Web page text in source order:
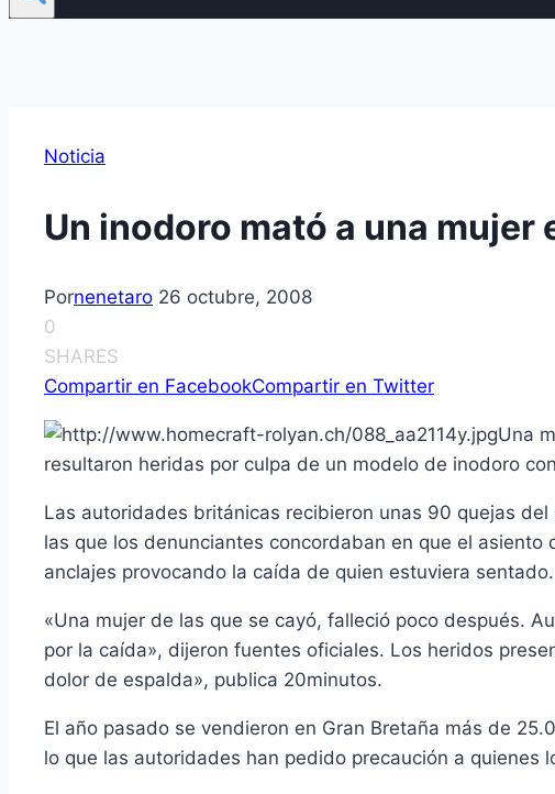
Noticia
Un inodoro mató a una mujer
Pornenetaro 26 octubre, 2008
0
SHARES
Compartir en FacebookCompartir en Twitter
Una
resultaron heridas por culpa de un modelo de inodoro
Las autoridades británicas recibieron unas 90 quejas
las que los denunciantes concordaban en que el asiento
anclajes provocando la caí­da de quien estuviera
«Una mujer de las que se cayó, falleció poco después.
por la caí­da», dijeron fuentes oficiales. Los heridos
dolor de espalda», publica 20minutos.
El año pasado se vendieron en Gran Bretaña más de
lo que las autoridades han pedido precaución a quienes